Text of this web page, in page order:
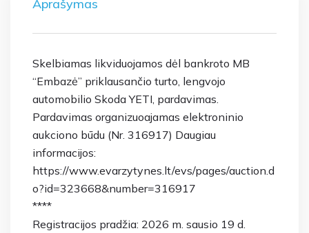
Aprašymas
Skelbiamas likviduojamos dėl bankroto MB
“Embazė” priklausančio turto, lengvojo
automobilio Skoda YETI, pardavimas.
Pardavimas organizuoajamas elektroninio
aukciono būdu (Nr. 316917) Daugiau
informacijos:
https://www.evarzytynes.lt/evs/pages/auction.d
o?id=323668&number=316917
****
Registracijos pradžia: 2026 m. sausio 19 d.